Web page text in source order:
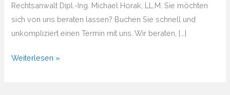
Rechtsanwalt Dipl.-Ing. Michael Horak, LL.M. Sie möchten
sich von uns beraten lassen? Buchen Sie schnell und
unkompliziert einen Termin mit uns. Wir beraten, […]
Von
Weiterlesen »